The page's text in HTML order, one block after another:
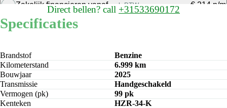
Bereken maandbedrag
Zakelijk financieren vanafexcl. BTW € 214 p/m
Direct bellen? call +31533690172
Specificaties
Brandstof
Benzine
Kilometerstand
6.999 km
Bouwjaar
2025
Transmissie
Handgeschakeld
Vermogen (pk)
99 pk
Kenteken
HZR-34-K